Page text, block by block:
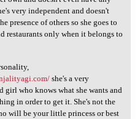
very independent and doesn't
presence of others so she goes to
restaurants only when it belongs to
she's a very
girl who knows what she wants and
in order to get it. She's not the
will be your little princess or best